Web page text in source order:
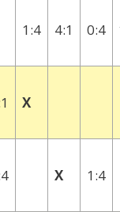
1:4 4:1 0:4
X
X 1:4